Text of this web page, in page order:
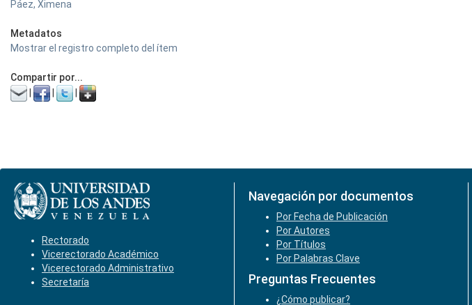
Páez, Ximena
Metadatos
Mostrar el registro completo del ítem
Compartir por...
Rectorado
Vicerectorado Académico
Vicerectorado Administrativo
Secretaría
Navegación por documentos
Por Fecha de Publicación
Por Autores
Por Títulos
Por Palabras Clave
Preguntas Frecuentes
¿Cómo publicar?